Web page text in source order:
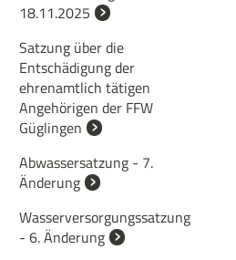
18.11.2025
Satzung über die
Entschädigung der
ehrenamtlich tätigen
Angehörigen der FFW
Güglingen
Abwassersatzung - 7.
Änderung
Wasserversorgungssatzung
- 6. Änderung